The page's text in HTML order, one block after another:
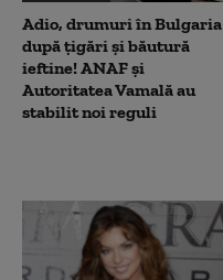
Adio, drumuri în Bulgaria
după țigări și băutură
ieftine! ANAF și
Autoritatea Vamală au
stabilit noi reguli